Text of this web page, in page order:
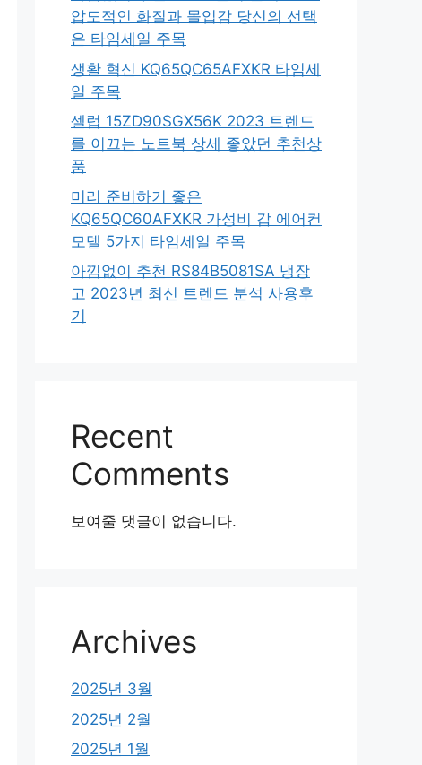
압도적인 화질과 몰입감 당신의 선택
은 타임세일 주목
생활 혁신 KQ65QC65AFXKR 타임세
일 주목
셀럽 15ZD90SGX56K 2023 트렌드
를 이끄는 노트북 상세 좋았던 추천상
품
미리 준비하기 좋은
KQ65QC60AFXKR 가성비 갑 에어컨
모델 5가지 타임세일 주목
아낌없이 추천 RS84B5081SA 냉장
고 2023년 최신 트렌드 분석 사용후
기
Recent
Comments
보여줄 댓글이 없습니다.
Archives
2025년 3월
2025년 2월
2025년 1월